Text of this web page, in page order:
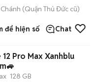
(Quận Thủ Đức cũ)
để hiện số Chat
Pro Max Xanhblu
128 GB